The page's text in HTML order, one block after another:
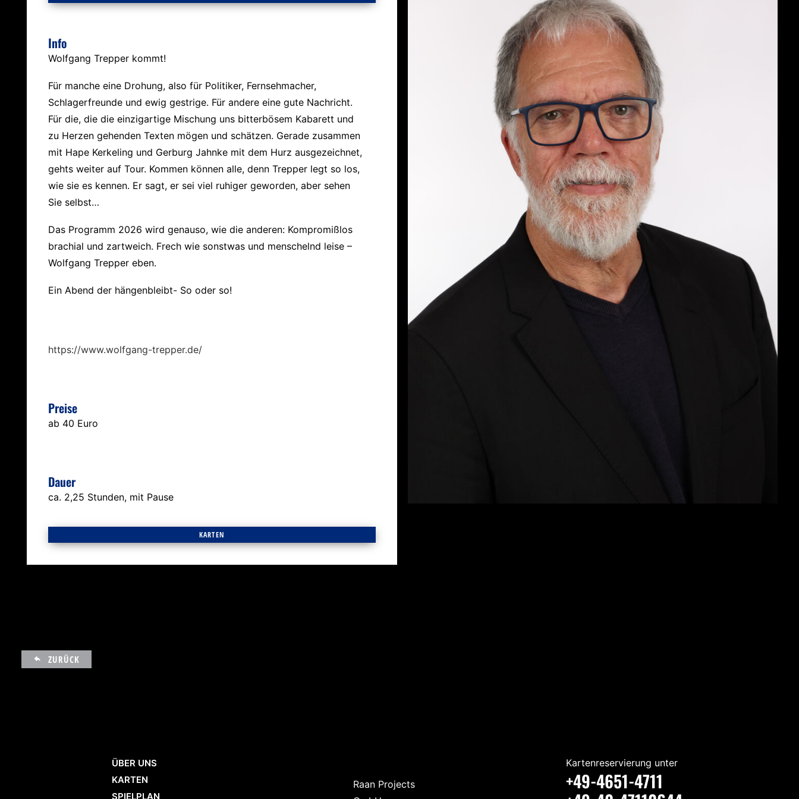
Info
Wolfgang Trepper kommt!
Für manche eine Drohung, also für Politiker, Fernsehmacher,
Schlagerfreunde und ewig gestrige. Für andere eine gute Nachricht.
Für die, die die einzigartige Mischung uns bitterbösem Kabarett und
zu Herzen gehenden Texten mögen und schätzen. Gerade zusammen
mit Hape Kerkeling und Gerburg Jahnke mit dem Hurz ausgezeichnet,
gehts weiter auf Tour. Kommen können alle, denn Trepper legt so los,
wie sie es kennen. Er sagt, er sei viel ruhiger geworden, aber sehen
Sie selbst…
Das Programm 2026 wird genauso, wie die anderen: Kompromißlos
brachial und zartweich. Frech wie sonstwas und menschelnd leise –
Wolfgang Trepper eben.
Ein Abend der hängenbleibt- So oder so!
https://www.wolfgang-trepper.de/
Preise
ab 40 Euro
Dauer
ca. 2,25 Stunden, mit Pause
KARTEN
ZURÜCK
ÜBER UNS
KARTEN
SPIELPLAN
Raan Projects
Kartenreservierung unter
+49-4651-4711